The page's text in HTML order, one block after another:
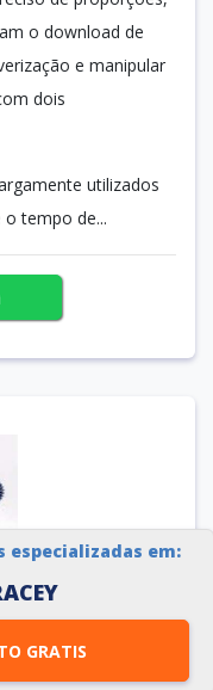
especializadas em:
REALIZE UM ORÇAMENTO GRATIS
o download de
e manipular
dois
utilizados
tempo de...